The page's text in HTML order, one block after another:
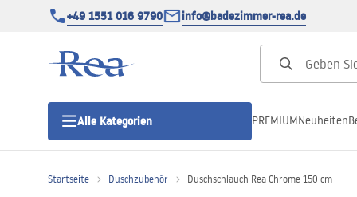
+49 1551 016 9790 info@badezimmer-rea.de
Alle Kategorien PREMIUMNeuheiten
Startseite Duschzubehör Duschschlauch Rea Chrome 150 cm